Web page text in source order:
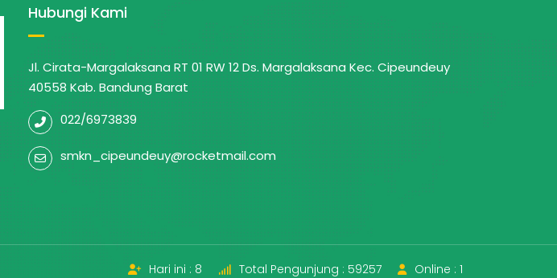
Hubungi Kami
Jl. Cirata-Margalaksana RT 01 RW 12 Ds. Margalaksana Kec. Cipeundeuy
40558 Kab. Bandung Barat
022/6973839
smkn_cipeundeuy@rocketmail.com
Hari ini : 8 Total Pengunjung : 59257 Online : 1